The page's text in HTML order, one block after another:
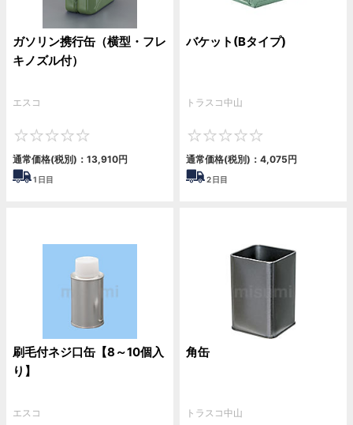
ガソリン携行缶（横型・フレ
キノズル付）
エスコ
通常価格(税別)： 13,910円
1 日目
バケット(Bタイプ)
トラスコ中山
通常価格(税別)： 4,075円
2日目
刷毛付ネジ口缶【8～10個入
り】
エスコ
角缶
トラスコ中山